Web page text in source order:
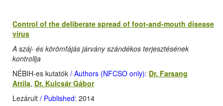
Control of the deliberate spread of foot-and-mouth disease
virus
A száj- és körömfájás járvány szándékos terjesztésének
kontrollja
NÉBIH-es kutatók / Authors (NFCSO only): Dr. Farsang
Attila, Dr. Kulcsár Gábor
Lezárult / Published: 2014